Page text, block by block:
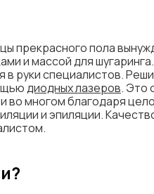
прекрасного пола
и массой для
руки специалистов.
диодных лазеров. Это
во многом благодаря
и эпиляции.